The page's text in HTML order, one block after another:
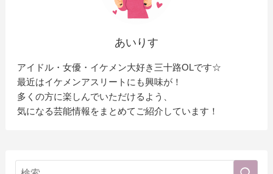
あいりす
アイドル・女優・イケメン大好き三十路OLです☆
最近はイケメンアスリートにも興味が！
多くの方に楽しんでいただけるよう、
気になる芸能情報をまとめてご紹介しています！